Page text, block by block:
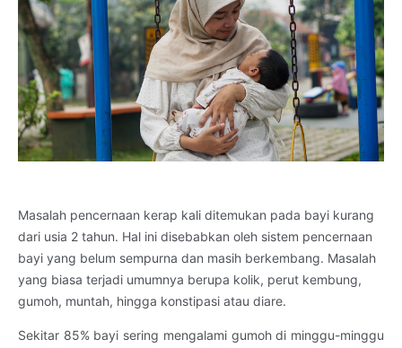
Health
Review
Tekno
Masalah pencernaan kerap kali ditemukan pada bayi kurang
dari usia 2 tahun. Hal ini disebabkan oleh sistem pencernaan
bayi yang belum sempurna dan masih berkembang. Masalah
yang biasa terjadi umumnya berupa kolik, perut kembung,
gumoh, muntah, hingga konstipasi atau diare.
Sekitar 85% bayi sering mengalami gumoh di minggu-minggu